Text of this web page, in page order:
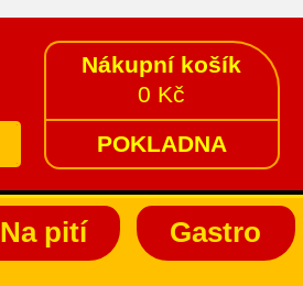
Nákupní košík
0 Kč
POKLADNA
Na pití Gastro